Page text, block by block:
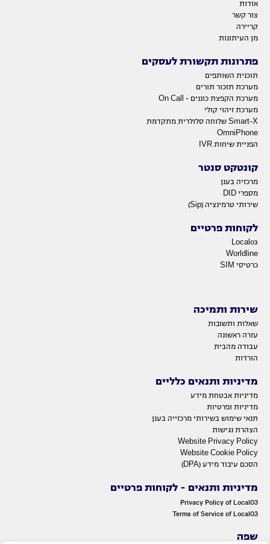
אודות
צור קשר
קריירה
מן העיתונות
פתרונות תקשורת לעסקים
תוכנית השותפים
מערכת תזכור תורים
מערכת הקפצת כוננים - On Call
מערכת זיהוי קולי
Smart-X שלוחה סלולרית מתקדמת
OmniPhone
הפניית שיחות IVR
קונטקט סנטר
מרכזיה בענן
מספרי DID
שירותי טרמינציה (Sip)
לקוחות פרטיים
Local03
Worldline
כרטיסי SIM
שירות ותמיכה
שאלות ותשובות
עזרה ראשונה
עבודה מהבית
הורדות
מדיניות ותנאים כלליים
מדיניות אבטחת מידע
מדיניות ופרטיות
תנאי שימוש בשירותי מרכזייה בענן
הצהרת נגישות
Website Privacy Policy
Website Cookie Policy
הסכם עיבוד מידע (DPA)
מדיניות ותנאים - לקוחות פרטיים
Privacy Policy of Local03
Terms of Service of Local03
שפה